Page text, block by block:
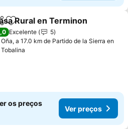
Adicionar aos favoritos
Rural en Terminon
Excelente
5
Oña, a 17.0 km de Partido de la Sierra en
Tobalina
os preços
Ver preços